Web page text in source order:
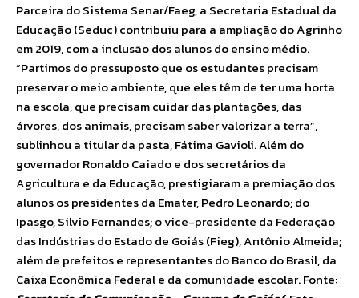
Parceira do Sistema Senar/Faeg, a Secretaria Estadual da
Educação (Seduc) contribuiu para a ampliação do Agrinho
em 2019, com a inclusão dos alunos do ensino médio.
“Partimos do pressuposto que os estudantes precisam
preservar o meio ambiente, que eles têm de ter uma horta
na escola, que precisam cuidar das plantações, das
árvores, dos animais, precisam saber valorizar a terra”,
sublinhou a titular da pasta, Fátima Gavioli. Além do
governador Ronaldo Caiado e dos secretários da
Agricultura e da Educação, prestigiaram a premiação dos
alunos os presidentes da Emater, Pedro Leonardo; do
Ipasgo, Silvio Fernandes; o vice-presidente da Federação
das Indústrias do Estado de Goiás (Fieg), Antônio Almeida;
além de prefeitos e representantes do Banco do Brasil, da
Caixa Econômica Federal e da comunidade escolar. Fonte: